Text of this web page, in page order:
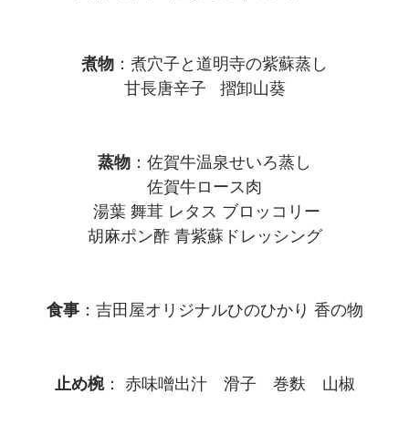
煮物 ：煮穴子と道明寺の紫蘇蒸し
甘長唐辛子 摺卸山葵
蒸物 ：佐賀牛温泉せいろ蒸し
佐賀牛ロース肉
湯葉 舞茸 レタス ブロッコリー
胡麻ポン酢 青紫蘇ドレッシング
食事：吉田屋オリジナルひのひかり 香の物
止め椀： 赤味噌出汁 滑子 巻麩 山椒